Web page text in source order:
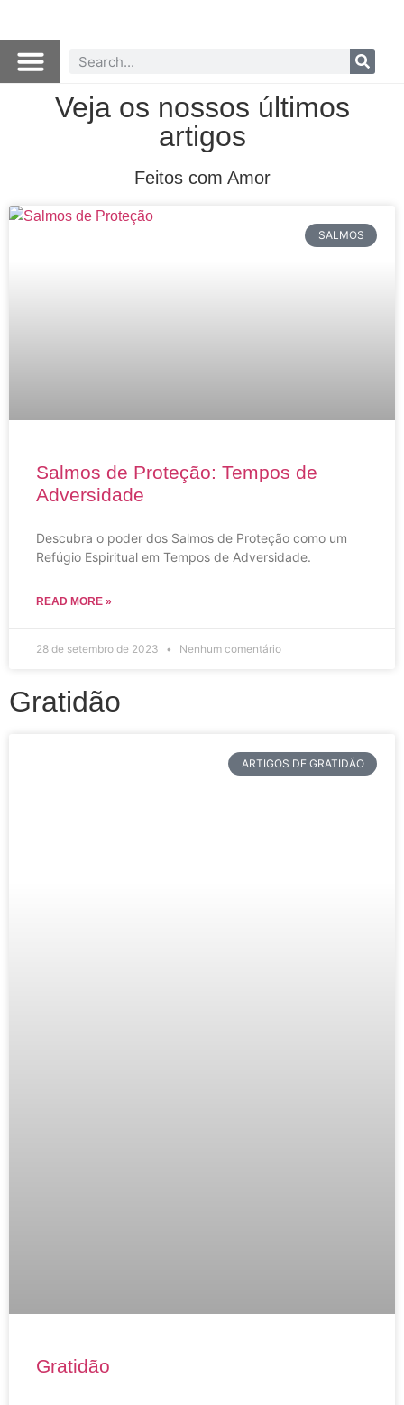
Veja os nossos últimos
artigos
Feitos com Amor
SALMOS
Salmos de Proteção: Tempos de
Adversidade
Descubra o poder dos Salmos de Proteção como um
Refúgio Espiritual em Tempos de Adversidade.
READ MORE »
28 de setembro de 2023 Nenhum comentário
Gratidão
ARTIGOS DE GRATIDÃO
Gratidão